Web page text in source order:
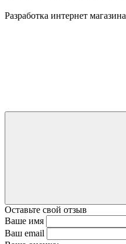
Разработка интернет магазина
Оставьте свой отзыв
Ваше имя
Ваш email